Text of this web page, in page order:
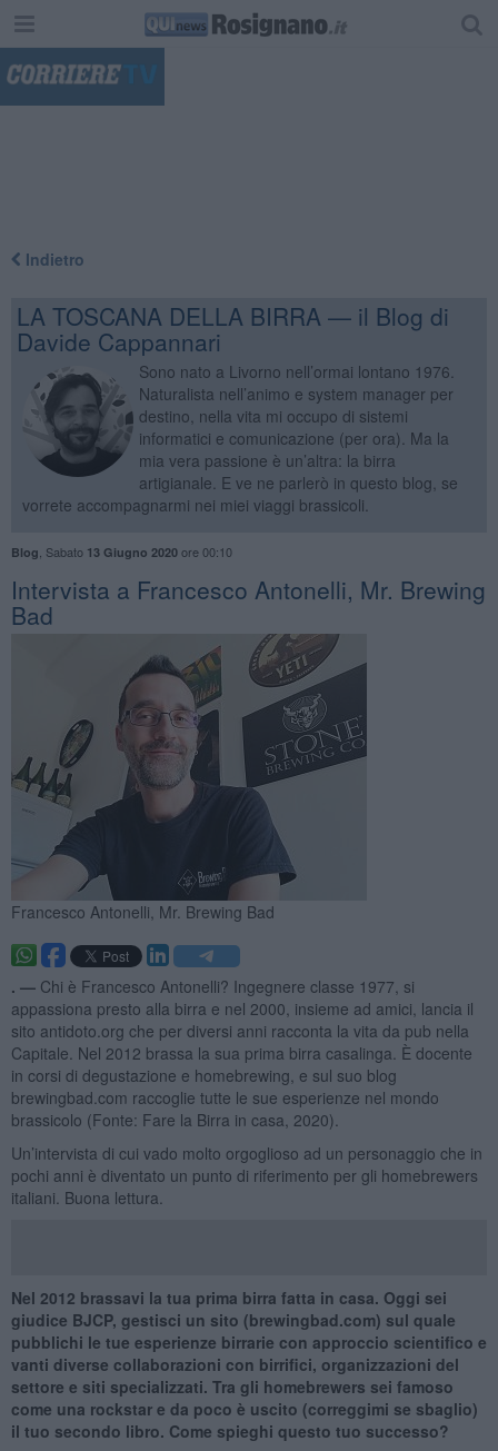
Indietro
LA TOSCANA DELLA BIRRA — il Blog di
Davide Cappannari
Sono nato a Livorno nell’ormai lontano 1976.
Naturalista nell’animo e system manager per
destino, nella vita mi occupo di sistemi
informatici e comunicazione (per ora). Ma la
mia vera passione è un’altra: la birra
artigianale. E ve ne parlerò in questo blog, se
vorrete accompagnarmi nei miei viaggi brassicoli.
Blog Sabato 13 Giugno 2020ore 00:10
Intervista a Francesco Antonelli, Mr. Brewing
Bad
Francesco Antonelli, Mr. Brewing Bad
. — Chi è Francesco Antonelli? Ingegnere classe 1977, si
appassiona presto alla birra e nel 2000, insieme ad amici, lancia il
sito antidoto.org che per diversi anni racconta la vita da pub nella
Capitale. Nel 2012 brassa la sua prima birra casalinga. È docente
in corsi di degustazione e homebrewing, e sul suo blog
brewingbad.com raccoglie tutte le sue esperienze nel mondo
brassicolo (Fonte: Fare la Birra in casa, 2020).
Un’intervista di cui vado molto orgoglioso ad un personaggio che in
pochi anni è diventato un punto di riferimento per gli homebrewers
italiani. Buona lettura.
Nel 2012 brassavi la tua prima birra fatta in casa. Oggi sei
giudice BJCP, gestisci un sito (brewingbad.com) sul quale
pubblichi le tue esperienze birrarie con approccio scientifico e
vanti diverse collaborazioni con birrifici, organizzazioni del
settore e siti specializzati. Tra gli homebrewers sei famoso
come una rockstar e da poco è uscito (correggimi se sbaglio)
il tuo secondo libro. Come spieghi questo tuo successo?